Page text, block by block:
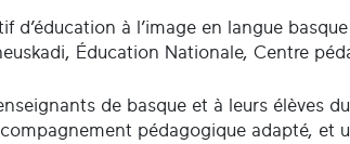
d’éducation à l’image en langue
Éducation Nationale, Centre
de basque et à leurs élèves
pédagogique adapté, et